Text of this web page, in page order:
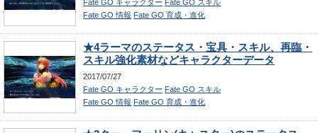
Fate GO キャラクター Fate GO スキル
Fate GO 情報 Fate GO 育成・進化
★4ラーマのステータス・宝具・スキル、再臨・
スキル強化素材などキャラクターデータ
2017/07/27
Fate GO キャラクター Fate GO スキル
Fate GO 情報 Fate GO 育成・進化